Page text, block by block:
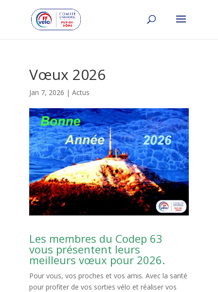
Vœux 2026
Jan 7, 2026 | Actus
Les membres du Codep 63
vous présentent leurs
meilleurs vœux pour 2026.
Pour vous, vos proches et vos amis. Avec la santé
pour profiter de vos sorties vélo et réaliser vos